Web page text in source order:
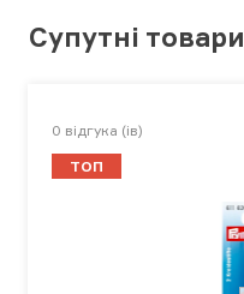
Супутні товари
0 відгука (ів)
ТОП